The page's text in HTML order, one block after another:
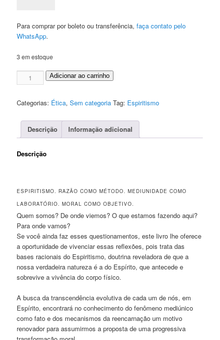
Para comprar por boleto ou transferência,faça contato pelo
WhatsApp.
3 em estoque
Espiritismo
quantidade
Adicionar ao carrinho
Categorias: Ética,Sem categoria Tag: Espiritismo
Descrição Informação adicional
Descrição
ESPIRITISMO. RAZÃO COMO MÉTODO. MEDIUNIDADE COMO
LABORATÓRIO. MORAL COMO OBJETIVO.
Quem somos? De onde viemos? O que estamos fazendo aqui?
Para onde vamos?
Se você ainda faz esses questionamentos, este livro lhe oferece
a oportunidade de vivenciar essas reflexões, pois trata das
bases racionais do Espiritismo, doutrina reveladora de que a
nossa verdadeira natureza é a do Espírito, que antecede e
sobrevive a vivência do corpo físico.
A busca da transcendência evolutiva de cada um de nós, em
Espírito, encontrará no conhecimento do fenômeno mediúnico
como fato e dos mecanismos da reencarnação um motivo
renovador para assumirmos a proposta de uma progressiva